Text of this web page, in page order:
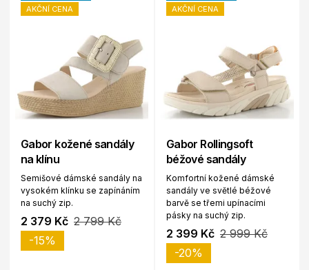
AKČNÍ CENA
Gabor kožené sandály
na klínu
Semišové dámské sandály na
vysokém klínku se zapínáním
na suchý zip.
2 379 Kč 2 799 Kč
-15%
AKČNÍ CENA
Gabor Rollingsoft
béžové sandály
Komfortní kožené dámské
sandály ve světlé béžové
barvě se třemi upínacími
pásky na suchý zip.
2 399 Kč 2 999 Kč
-20%